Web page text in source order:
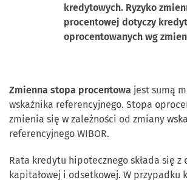
kredytowych. Ryzyko
procentowej dotyczy
oprocentowanych wg
Zmienna stopa procentowa jest sumą
wskaźnika referencyjnego. Stopa
zmienia się w zależności od zmiany
referencyjnego WIBOR.
Rata kredytu hipotecznego składa się z
kapitałowej i odsetkowej. W przypadku